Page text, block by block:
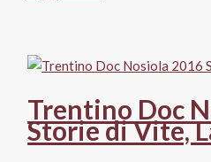
Storie
Vite
2015,
La
Trentino Doc
Storie di Vite,